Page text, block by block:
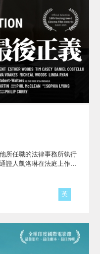
所任職的法律事務所執行
證人凱洛琳在法庭上作偽
英